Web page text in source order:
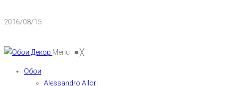
2016/08/15
Menu ≡╳
Обои
Alessandro Allori